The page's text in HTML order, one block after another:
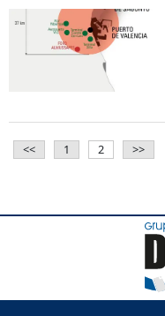
<< 1 2 >>